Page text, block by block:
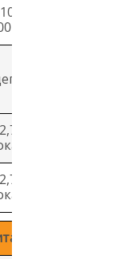
МОм >
пФ
В пост.
В пост.